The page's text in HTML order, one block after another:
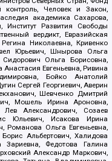
контроль, Человек и Закон,
академика Сахарова,
Институт Развития Свободы
вердикт, Евразийская
Николаевна, Кривенко
Юрьевич, Шнырова Ольга
Ольга Борисовна,
Евгеньевна, Ривина
Бойко Анатолий
Сергей Георгиевич, Аверин
Шевченко Дмитрий
Мошель Ирина Ароновна,
Александрович, Созаев
Юльевич, Исакова Ирина
Романова Ольга Евгеньевна,
Альбертович, Халидова
Федотова Галина
Александр Маркович,